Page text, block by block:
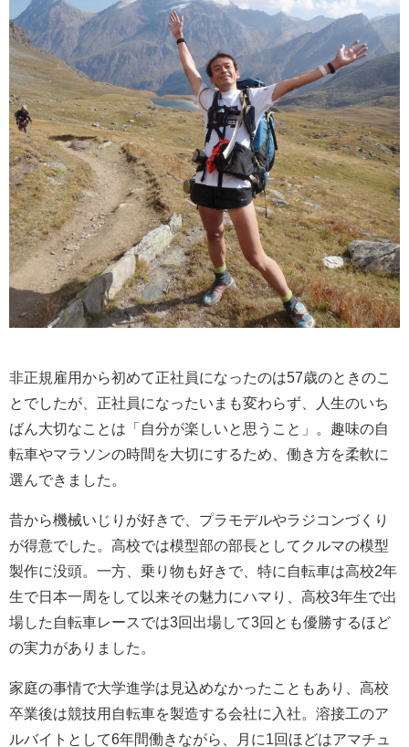
非正規雇用から初めて正社員になったのは57歳のときのこ
とでしたが、正社員になったいまも変わらず、人生のいち
ばん大切なことは「自分が楽しいと思うこと」。趣味の自
転車やマラソンの時間を大切にするため、働き方を柔軟に
選んできました。
昔から機械いじりが好きで、プラモデルやラジコンづくり
が得意でした。高校では模型部の部長としてクルマの模型
製作に没頭。一方、乗り物も好きで、特に自転車は高校2年
生で日本一周をして以来その魅力にハマり、高校3年生で出
場した自転車レースでは3回出場して3回とも優勝するほど
の実力がありました。
家庭の事情で大学進学は見込めなかったこともあり、高校
卒業後は競技用自転車を製造する会社に入社。溶接工のア
ルバイトとして6年間働きながら、月に1回ほどはアマチュ